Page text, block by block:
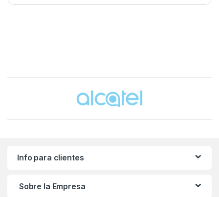
Info para clientes
Sobre la Empresa